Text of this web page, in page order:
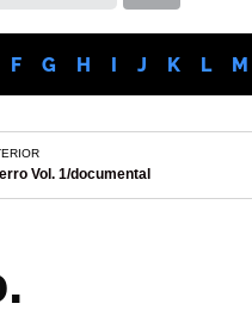
F G H I J K L M
Vol. 1/documental